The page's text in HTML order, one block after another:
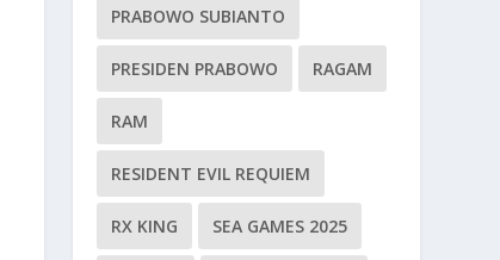
PRABOWO SUBIANTO
PRESIDEN PRABOWO RAGAM
RAM
RESIDENT EVIL REQUIEM
RX KING SEA GAMES 2025